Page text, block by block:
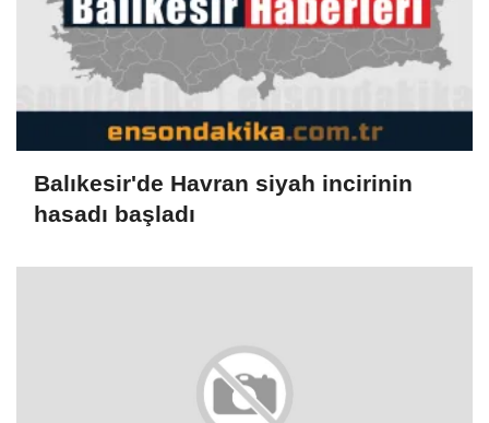
Balıkesir'de Havran siyah incirinin
hasadı başladı